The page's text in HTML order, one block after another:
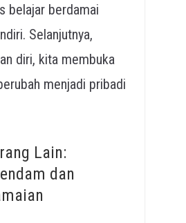
belajar berdamai
Selanjutnya,
diri, kita membuka
menjadi pribadi
Lain:
dan